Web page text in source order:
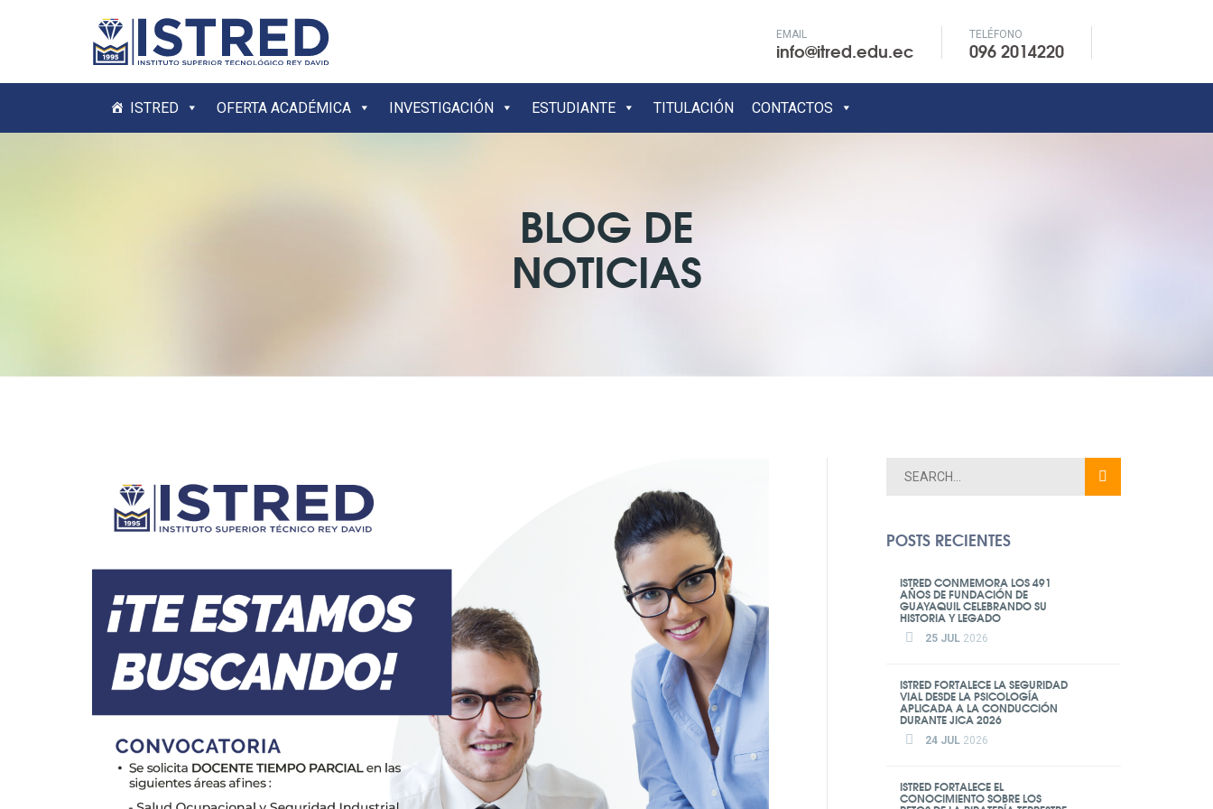
EMAIL
info@itred.edu.ec
TELÉFONO
096 2014220
ISTRED OFERTA ACADÉMICA INVESTIGACIÓN ESTUDIANTE TITULACIÓN CONTACTOS
BLOG DE
NOTICIAS
POSTS RECIENTES
ISTRED CONMEMORA LOS 491
AÑOS DE FUNDACIÓN DE
GUAYAQUIL CELEBRANDO SU
HISTORIA Y LEGADO
25 JUL 2026
ISTRED FORTALECE LA SEGURIDAD
VIAL DESDE LA PSICOLOGÍA
APLICADA A LA CONDUCCIÓN
DURANTE JICA 2026
24 JUL 2026
ISTRED FORTALECE EL
CONOCIMIENTO SOBRE LOS